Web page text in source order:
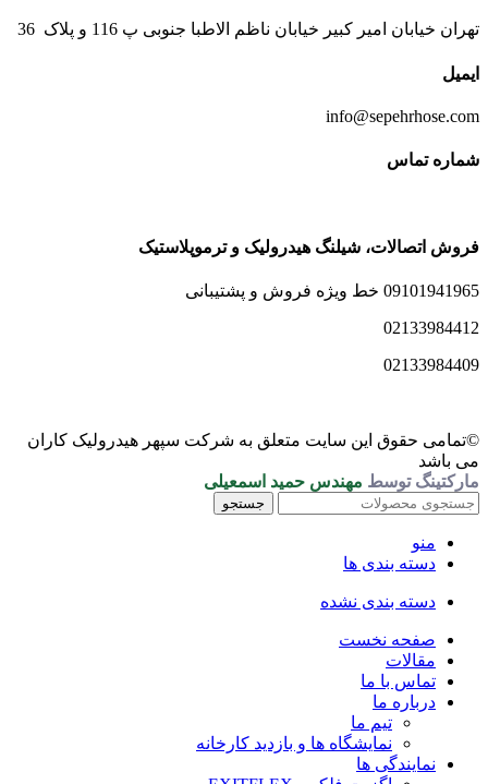
تهران خیابان امیر کبیر خیابان ناظم الاطبا جنوبی پ 116 و پلاک 36
ایمیل
info@sepehrhose.com
شماره تماس
فروش اتصالات، شیلنگ هیدرولیک و ترموپلاستیک
09101941965 خط ویژه فروش و پشتیبانی
02133984412
02133984409
©تمامی حقوق این سایت متعلق به شرکت سپهر هیدرولیک کاران
می باشد
مارکتینگ توسط مهندس حمید اسمعیلی
جستجو
منو
دسته بندی ها
دسته بندی نشده
صفحه نخست
مقالات
تماس با ما
درباره ما
تیم ما
نمایشگاه ها و بازدید کارخانه
نمایندگی ها